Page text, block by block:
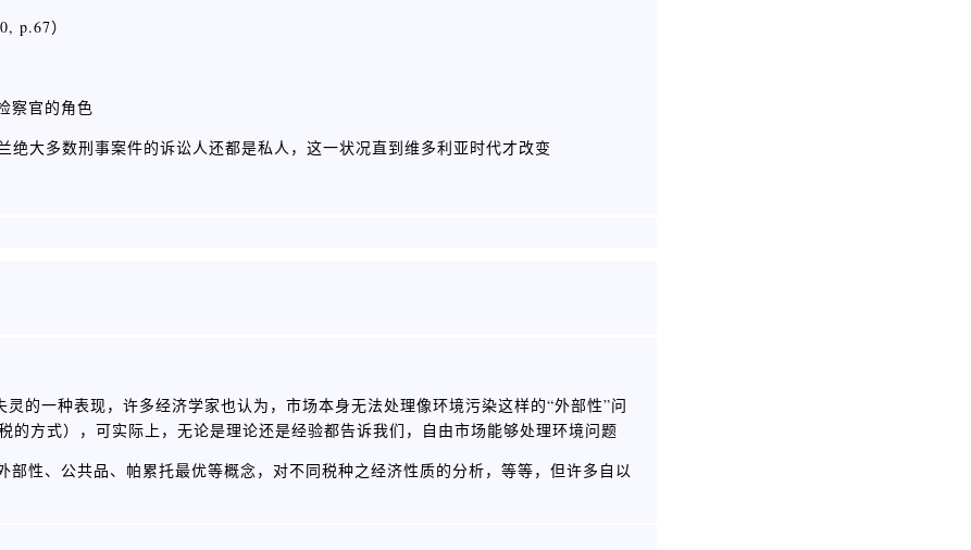
p.67）
察官的角色
大多数刑事案件的诉讼人还都是私人，这一状况直到维多利亚时代才改变
的一种表现，许多经济学家也认为，市场本身无法处理像环境污染这样的“外部性”问
的方式），可实际上，无论是理论还是经验都告诉我们，自由市场能够处理环境问题
性、公共品、帕累托最优等概念，对不同税种之经济性质的分析，等等，但许多自以